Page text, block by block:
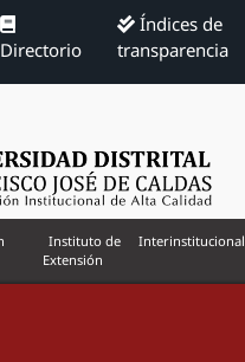
Directorio
Índices de
transparencia
Instituto de
Extensión
Interinstitucional